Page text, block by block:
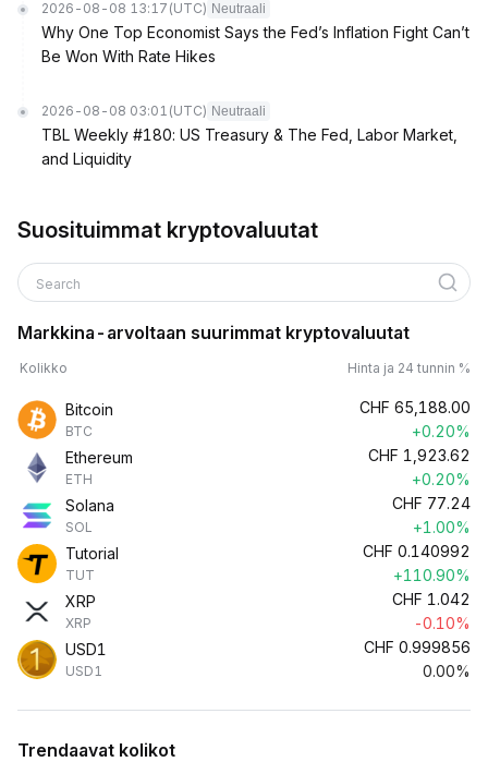
2026-08-08 13:17 (UTC) Neutraali
Why One Top Economist Says the Fed’s Inflation Fight Can’t
Be Won With Rate Hikes
2026-08-08 03:01 (UTC) Neutraali
TBL Weekly #180: US Treasury & The Fed, Labor Market,
and Liquidity
Suosituimmat kryptovaluutat
Search
Markkina-arvoltaan suurimmat kryptovaluutat
Kolikko Hinta ja 24 tunnin %
Bitcoin
BTC
CHF 65,188.00
+0.20%
Ethereum
ETH
CHF 1,923.62
+0.20%
Solana
SOL
CHF 77.24
+1.00%
Tutorial
TUT
CHF 0.140992
+110.90%
XRP
XRP
CHF 1.042
-0.10%
USD1
USD1
CHF 0.999856
0.00%
Trendaavat kolikot